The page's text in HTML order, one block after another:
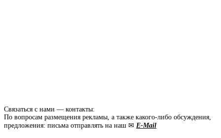
Связаться с нами — контакты:
По вопросам размещения рекламы, а также какого-либо обсуждения,
предложения: письма отправлять на наш ✉ E-Mail